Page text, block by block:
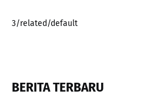
3/related/default
BERITA TERBARU